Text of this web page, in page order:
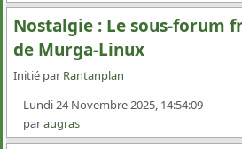
Nostalgie : Le sous-forum
de Murga-Linux
Initié par Rantanplan
Lundi 24 Novembre 2025, 14:54:09
paraugras